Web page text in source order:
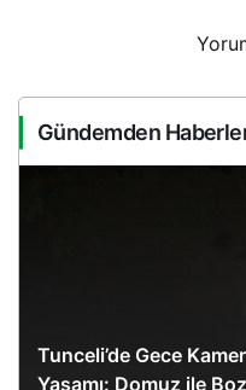
Gündemden
Tunceli’de Gece
Yaşamı: Domuz ile